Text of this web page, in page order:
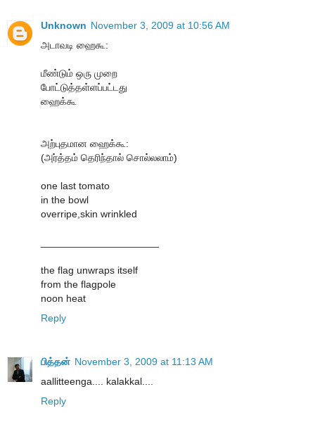
Unknown November 3, 2009 at 10:56 AM
அடாவடி ஹைகூ:
மீண்டும் ஒரு முறை
போட்டுத்தள்ளப்பட்டது
ஹைக்கூ
அற்புதமான ஹைக்கூ:
(அர்த்தம் தெரிந்தால் சொல்லலாம்)
one last tomato
in the bowl
overripe,skin wrinkled
the flag unwraps itself
from the flagpole
noon heat
Reply
பித்தன் November 3, 2009 at 11:13 AM
aallitteenga.... kalakkal....
Reply